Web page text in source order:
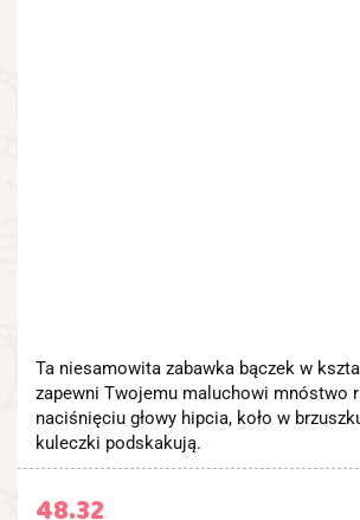
Ta niesamowita zabawka bączek w
zapewni Twojemu maluchowi mnóstwo
naciśnięciu głowy hipcia, koło w
kuleczki podskakują.